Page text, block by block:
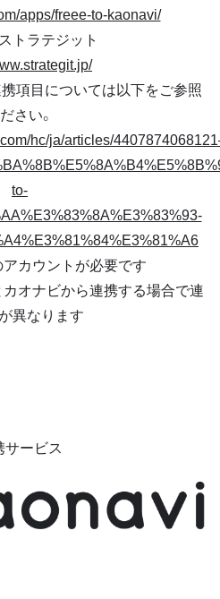
apps/freee-to-kaonavi/
トラテジット
項目については以下をご参照
さい。
hc/ja/articles/
to-
アカウントが必要です
カオナビから連携する場合で連
異なります
サービス